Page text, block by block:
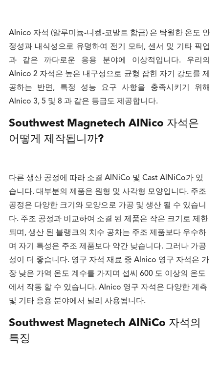
Alnico 자석 (알루미늄-니켈-코발트 합금) 은 탁월한 온도 안
정성과 내식성으로 유명하여 전기 모터, 센서 및 기타 픽업
과 같은 까다로운 응용 분야에 이상적입니다. 우리의
Alnico 2 자석은 높은 내구성으로 균형 잡힌 자기 강도를 제
공하는 반면, 특정 성능 요구 사항을 충족시키기 위해
Alnico 3, 5 및 8 과 같은 등급도 제공합니다.
Southwest Magnetech AINico 자석은
어떻게 제작됩니까?
다른 생산 공정에 따라 소결 AlNiCo 및 Cast AlNiCo가 있
습니다. 대부분의 제품은 원형 및 사각형 모양입니다. 주조
공정은 다양한 크기와 모양으로 가공 및 생산 될 수 있습니
다. 주조 공정과 비교하여 소결 된 제품은 작은 크기로 제한
되며, 생산 된 블랭크의 치수 공차는 주조 제품보다 우수하
며 자기 특성은 주조 제품보다 약간 낮습니다. 그러나 가공
성이 더 좋습니다. 영구 자석 재료 중 Alnico 영구 자석은 가
장 낮은 가역 온도 계수를 가지며 섭씨 600 도 이상의 온도
에서 작동 할 수 있습니다. Alnico 영구 자석은 다양한 계측
및 기타 응용 분야에서 널리 사용됩니다.
Southwest Magnetech AlNiCo 자석의
특징